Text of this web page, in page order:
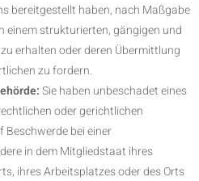
bereitgestellt haben, nach Maßgabe
einem strukturierten, gängigen und
erhalten oder deren Übermittlung
zu fordern.
Sie haben unbeschadet eines
oder gerichtlichen
Beschwerde bei einer
in dem Mitgliedstaat ihres
ihres Arbeitsplatzes oder des Orts